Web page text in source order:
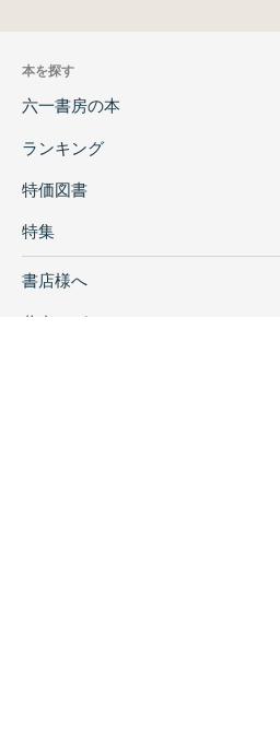
本を探す
六一書房の本
ランキング
特価図書
特集
書店様へ
著者ログイン